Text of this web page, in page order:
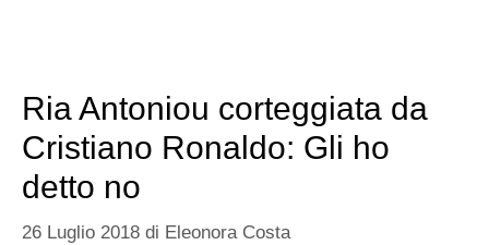
Ria Antoniou corteggiata da
Cristiano Ronaldo: Gli ho
detto no
26 Luglio 2018 di Eleonora Costa